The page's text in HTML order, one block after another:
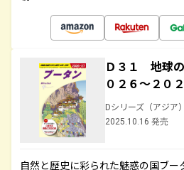
Ｄ３１ 地球
０２６～２０
Dシリーズ（アジア
2025.10.16 発売
自然と歴史に彩られた魅惑の国ブー